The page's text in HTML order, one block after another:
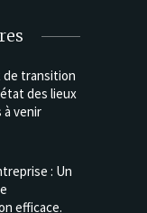
de transition
des lieux
venir
: Un
efficace.